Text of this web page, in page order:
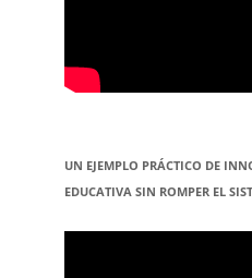
UN EJEMPLO PRÁCTICO DE
EDUCATIVA SIN ROMPER EL